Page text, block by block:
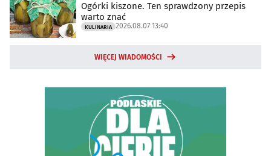
Ogórki kiszone. Ten sprawdzony przepis
warto znać
KULINARIA 2026.08.07 13:40
WIĘCEJ WIADOMOŚCI